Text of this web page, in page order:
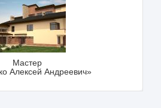
Мастер
Алексей Андреевич»